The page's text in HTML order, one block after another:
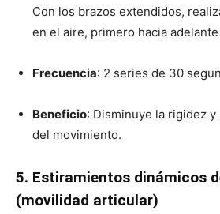
Con los brazos extendidos,
en el aire, primero hacia
Frecuencia: 2 series de 30
Beneficio: Disminuye la rigidez
del movimiento.
5. Estiramientos dinámicos
(movilidad articular)